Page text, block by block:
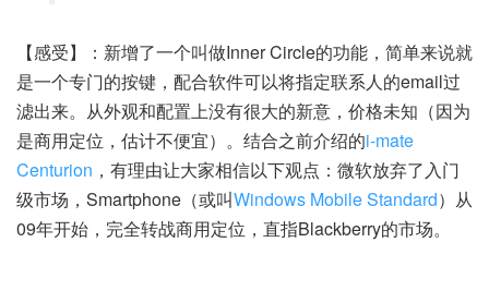
【感受】：新增了一个叫做Inner Circle的功能，简单来说就
是一个专门的按键，配合软件可以将指定联系人的email过
滤出来。从外观和配置上没有很大的新意，价格未知（因为
是商用定位，估计不便宜）。结合之前介绍的i-mate
Centurion ，有理由让大家相信以下观点：微软放弃了入门
级市场，Smartphone（或叫Windows Mobile Standard）从
09年开始，完全转战商用定位，直指Blackberry的市场。